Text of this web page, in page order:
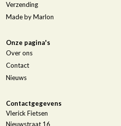
Verzending
Made by Marlon
Onze pagina's
Over ons
Contact
Nieuws
Contactgegevens
Vlerick Fietsen
Nieuwstraat 16